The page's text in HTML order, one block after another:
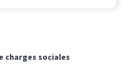
charges sociales